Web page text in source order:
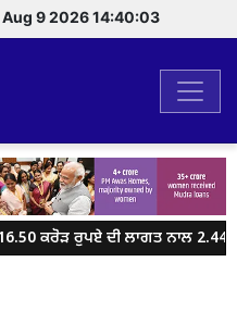
Aug 9 2026 14:40:03
ਕਰੋੜ ਰੁਪਏ ਦੀ ਲਾਗਤ ਨਾਲ